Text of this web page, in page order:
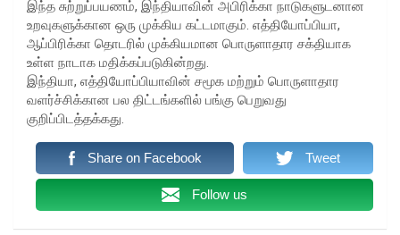
இந்த சுற்றுப்பயணம், இந்தியாவின் அபிரிக்கா நாடுகளுடனான
உறவுகளுக்கான ஒரு முக்கிய கட்டமாகும். எத்தியோப்பியா,
ஆப்பிரிக்கா தொடரில் முக்கியமான பொருளாதார சக்தியாக
உள்ள நாடாக மதிக்கப்படுகின்றது.
இந்தியா, எத்தியோப்பியாவின் சமூக மற்றும் பொருளாதார
வளர்ச்சிக்கான பல திட்டங்களில் பங்கு பெறுவது
குறிப்பிடத்தக்கது.
Share on Facebook Tweet
Follow us